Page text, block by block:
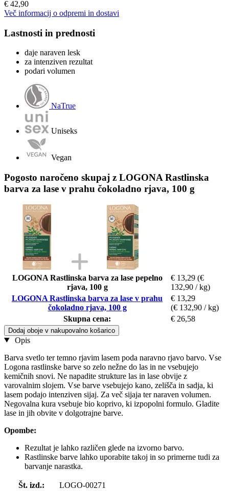
€ 42,90
Več informacij o odpremi in dostavi
Lastnosti in prednosti
daje naraven lesk
za intenziven rezultat
podari volumen
NaTrue
Uniseks
Vegan
Pogosto naročeno skupaj z LOGONA Rastlinska
barva za lase v prahu čokoladno rjava, 100 g
LOGONA Rastlinska barva za lase pepelno
rjava, 100 g
€ 13,29 (€
132,90 / kg)
LOGONA Rastlinska barva za lase v prahu
čokoladno rjava, 100 g
€ 13,29
(€ 132,90 / kg)
Skupna cena:
€ 26,58
Dodaj oboje v nakupovalno košarico
Opis
Barva svetlo ter temno rjavim lasem poda naravno rjavo barvo. Vse
Logona rastlinske barve so zelo nežne do las in ne vsebujejo
kemičnih snovi. Ne napadite strukture las in lase obvije z
varovalnim slojem. Vse barve vsebujejo kano, zelišča in sadja, ki
lasem podajo intenziven sijaj. Za več sijaja ter naraven volumen.
Negovalna kura vsebuje bio koprivo, ki izpopolni formulo. Gladite
lase in jih obvite v dolgotrajne barve.
Opombe:
Rezultat je lahko različen glede na izvorno barvo.
Rastlinske barve lahko uporabite takoj in so primerne tudi za
barvanje narastka.
Št. izd.:
LOGO-00271